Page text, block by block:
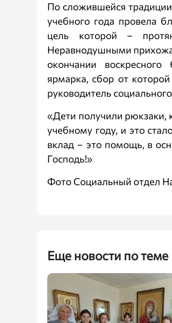
По сложившейся
учебного года провела
цель которой –
Неравнодушными
окончании
ярмарка, сбор от
руководитель
«Дети получили рюкзаки,
учебному году, и это
вклад – это помощь, в
Господь!»
Фото Социальный отдел
Еще новости по теме